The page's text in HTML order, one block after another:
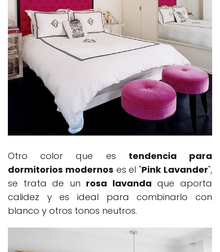
Otro color que es tendencia para
dormitorios modernos es el "Pink Lavander",
se trata de un rosa lavanda que aporta
calidez y es ideal para combinarlo con
blanco y otros tonos neutros.